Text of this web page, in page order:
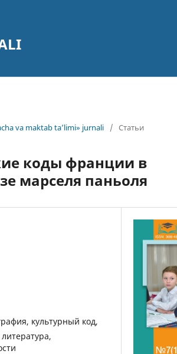
va maktab ta’limi» jurnali / Статьи
коды франции в
марселя паньоля
культурный код,